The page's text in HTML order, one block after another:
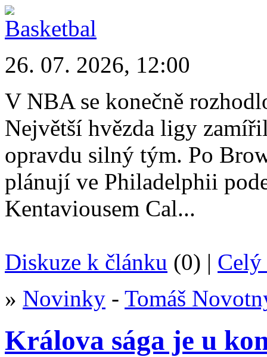
26. 07. 2026, 12:00
V NBA se konečně
Největší hvězda ligy
opravdu silný tým. Po
plánují ve Philadelphii
Kentaviousem Cal...
Diskuze k článku (0) | Celý
» Novinky - Tomáš
Králova sága je u